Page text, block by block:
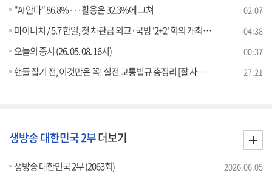
"AI 안다" 86.8%···활용은 32.3%에 그쳐 02:07
마이니치 / 5.7 한일, 첫 차관급 외교·국방 '2+2' 회의 개최 [외신에 비친 한국] 04:38
오늘의 증시 (26. 05. 08. 16시) 00:37
핸들 잡기 전, 이것만은 꼭! 실전 교통법규 총정리 [잘 사는 법] 27:21
생방송 대한민국 2부더보기
생방송 대한민국 2부 (2063회) 2026.06.05